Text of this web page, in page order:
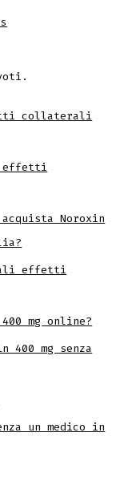
collaterali
effetti
Noroxin
effetti
mg online?
400 mg senza
un medico in